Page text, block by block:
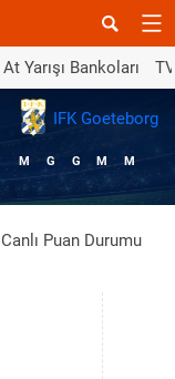
At Yarışı Bankoları
IFK Goeteborg
M G G M M
Canlı Puan Durumu